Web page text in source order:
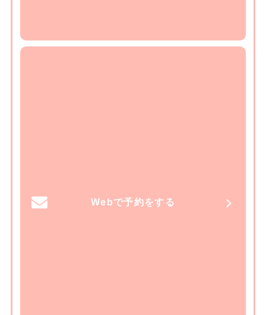
Webで予約をする